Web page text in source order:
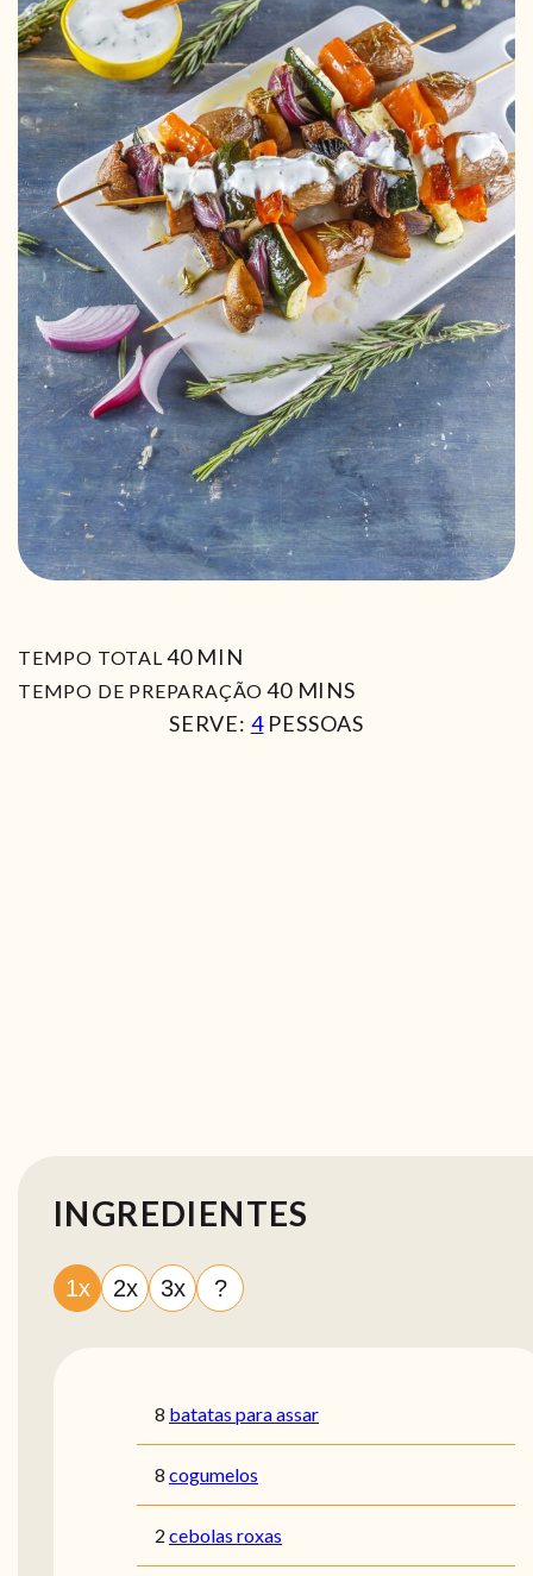
TEMPO TOTAL 40MIN
MIN
TEMPO DE PREPARAÇÃO 40MIN
MINS
SERVE: 4 PESSOAS
INGREDIENTES
1x 2x 3x ?
8 batatas para assar
8 cogumelos
2 cebolas roxas